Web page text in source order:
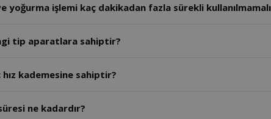
yoğurma işlemi kaç dakikadan fazla sürekli
tip aparatlara sahiptir?
kademesine sahiptir?
ne kadardır?